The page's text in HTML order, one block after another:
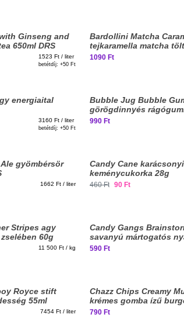
Ginseng and
650ml DRS
1523 Ft / liter
betétdíj: +50 Ft
Bardollini Matcha
tejkaramella matcha
1090 Ft
energiaital
3160 Ft / liter
betétdíj: +50 Ft
Bubble Jug Bubble
görögdinnyés
990 Ft
gyömbérsör
1662 Ft / liter
Candy Cane karácsonyi
keménycukorka 28g
460 Ft 90 Ft
Stripes agy
60g
11 500 Ft / kg
Candy Gangs
savanyú mártogatós
590 Ft
Royce stift
55ml
7454 Ft / liter
Chazz Chips Creamy
krémes gomba ízű
790 Ft